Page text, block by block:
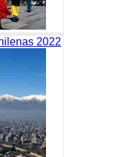
2022